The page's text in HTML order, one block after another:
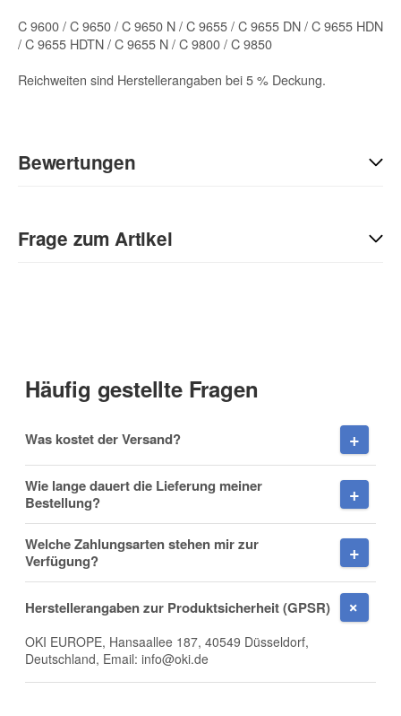
C 9600 / C 9650 / C 9650 N / C 9655 / C 9655 DN / C 9655 HDN
/ C 9655 HDTN / C 9655 N / C 9800 / C 9850
Reichweiten sind Herstellerangaben bei 5 % Deckung.
Bewertungen
Sie Anderen bei der Kaufentscheidung:
Frage zum Artikel
Nachname
Firma
Häufig gestellte Fragen
Was kostet der Versand?
Wie lange dauert die Lieferung meiner
Bestellung?
Welche Zahlungsarten stehen mir zur
Verfügung?
Herstellerangaben zur Produktsicherheit (GPSR)
OKI EUROPE, Hansaallee 187, 40549 Düsseldorf,
Deutschland, Email: info@oki.de